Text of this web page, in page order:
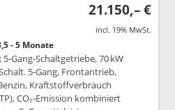
21.150,– €
incl. 19% MwSt.
- 5 Monate
5-Gang-Schaltgetriebe, 70 kW
5-Gang, Frontantrieb,
Kraftstoffverbrauch
CO₂-Emission kombiniert